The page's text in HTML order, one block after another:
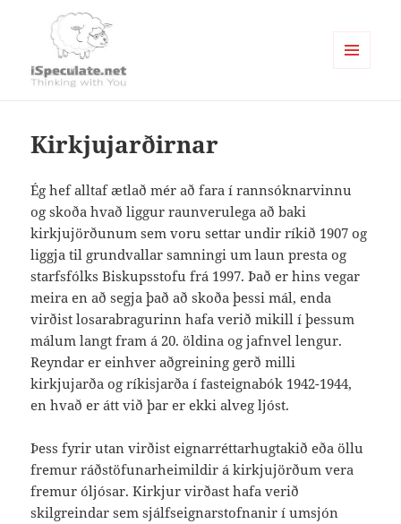
Kirkjujarðirnar
Ég hef alltaf ætlað mér að fara í rannsóknarvinnu
og skoða hvað liggur raunverulega að baki
kirkjujörðunum sem voru settar undir ríkið 1907 og
liggja til grundvallar samningi um laun presta og
starfsfólks Biskupsstofu frá 1997. Það er hins vegar
meira en að segja það að skoða þessi mál, enda
virðist losarabragurinn hafa verið mikill í þessum
málum langt fram á 20. öldina og jafnvel lengur.
Reyndar er einhver aðgreining gerð milli
kirkjujarða og ríkisjarða í fasteignabók 1942-1944,
en hvað er átt við þar er ekki alveg ljóst.
Þess fyrir utan virðist eignarréttarhugtakið eða öllu
fremur ráðstöfunarheimildir á kirkjujörðum vera
fremur óljósar. Kirkjur virðast hafa verið
skilgreindar sem sjálfseignarstofnanir í umsjón